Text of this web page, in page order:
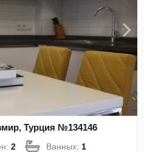
Турция №134146
2 Ванных: 1